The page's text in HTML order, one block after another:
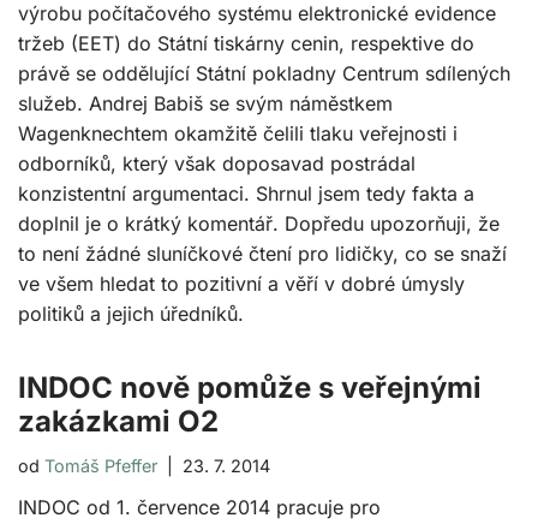
výrobu počítačového systému elektronické evidence
tržeb (EET) do Státní tiskárny cenin, respektive do
právě se oddělující Státní pokladny Centrum sdílených
služeb. Andrej Babiš se svým náměstkem
Wagenknechtem okamžitě čelili tlaku veřejnosti i
odborníků, který však doposavad postrádal
konzistentní argumentaci. Shrnul jsem tedy fakta a
doplnil je o krátký komentář. Dopředu upozorňuji, že
to není žádné sluníčkové čtení pro lidičky, co se snaží
ve všem hledat to pozitivní a věří v dobré úmysly
politiků a jejich úředníků.
INDOC nově pomůže s veřejnými
zakázkami O2
od Tomáš Pfeffer 23. 7. 2014
INDOC od 1. července 2014 pracuje pro